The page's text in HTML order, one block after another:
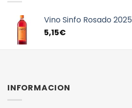
Vino Sinfo Rosado 2025
5,15€
INFORMACION